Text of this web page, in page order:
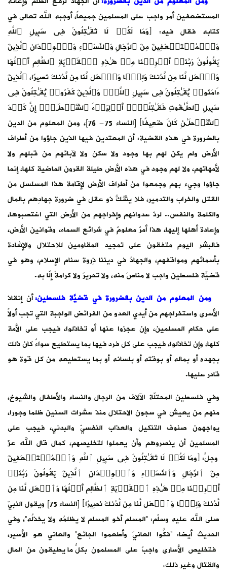
المستضعفين أمر واجب على المسلمين جميعاً، أوجبه الله تعالى في
كتابه فقال فيه: ﴿وَمَا لَكُمۡ لَا تُقَـٰتِلُونَ فِی سَبِیلِ ٱللَّهِ
وَٱلۡمُسۡتَضۡعَفِینَ مِنَ ٱلرِّجَالِ وَٱلنِّسَاۤءِ وَٱلۡوِلۡدَا⁠نِ ٱلَّذِینَ
یَقُولُونَ رَبَّنَاۤ أَخۡرِجۡنَا مِنۡ هَـٰذِهِ ٱلۡقَرۡیَةِ ٱلظَّالِمِ أَهۡلُهَا
وَٱجۡعَل لَّنَا مِن لَّدُنكَ وَلِیࣰّا وَٱجۡعَل لَّنَا مِن لَّدُنكَ نَصِیرًا، ٱلَّذِینَ
ءَامَنُوا۟ یُقَـٰتِلُونَ فِی سَبِیلِ ٱللَّهِۖ وَٱلَّذِینَ كَفَرُوا۟ یُقَـٰتِلُونَ فِی
سَبِیلِ ٱلطَّـٰغُوتِ فَقَـٰتِلُوۤا۟ أَوۡلِیَاۤءَ ٱلشَّیۡطَـٰنِۖ إِنَّ كَیۡدَ
ٱلشَّیۡطَـٰنِ كَانَ ضَعِیفًا﴾ [النساء 75- 76]، ومن المعلوم من الدين
بالضرورة في هذه القضية: أن المعتدين فيها الذين جاؤوا من أطراف
الأرض ولم يكن لهم بها وجود ولا سكن ولا لآبائهم من قبلهم ولا
لأمهاتهم، ولا لهم وجود في هذه الأرض طيلة القرون الماضية كلها، إنما
جاؤوا وجيء بهم وجمعوا من أطراف الأرض لإقامة هذا المسلسل من
القتل والخراب والتدمير، فلا يشُكُّ ذو عقل في ضرورة جهادِهم بالمال
والكلمة والنفس.. لردّ عدوانهم وإخراجهم من الأرض التي اغتصبوها،
وإعادة أهلها إليها، هذا أمرٌ معلومٌ في شرائع السماء، وقوانين الأرض،
فالبشر اليوم متفقون على تمجيد المقاومين للاحتلال والإشادة
بأسمائهم ومواقفهم، والجهادُ في ديننا ذِروة سنام الإسلام، وهو في
قضيّة فلسطين واجبٌ لا مناصَ منه، ولا تحريرَ ولا كرامةَ إلّا به.
ومن المعلوم من الدين بالضرورة في قضيَّة فلسطين:أن إنقاذ
الأسرى واستخراجهم من أيدي العدو من الفرائض الواجبة التي تجب أولاً
على حكام المسلمين، وإن عجزوا عنها أو تخاذلوا، فيجب على الأمة
كلها، وإن تخاذلوا، فيجب على كل فرد فيها بما يستطيع سواءً كان ذلك
بجهده أو بماله أو بوقته أو بلسانه أو بما يستطيعه من كل قوة هو
قادر عليها.
وفي فلسطين المحتلّة الآلاف من الرجال والنساء والأطفال والشيوخ،
منهم من يعيش في سجون الاحتلال منذ عشرات السنين ظلما وجورا،
يواجهون صنوف التنكيل والعذاب النفسيّ والبدني، فيجب على
المسلمين أن ينصروهم وأن يعملوا لتخليصهم، كمال قال الله عزّ
وجلّ: ﴿وَمَا لَكُمۡ لَا تُقَـٰتِلُونَ فِی سَبِیلِ ٱللَّهِ وَٱلۡمُسۡتَضۡعَفِینَ
مِنَ ٱلرِّجَالِ وَٱلنِّسَاۤءِ وَٱلۡوِلۡدَا⁠نِ ٱلَّذِینَ یَقُولُونَ رَبَّنَاۤ
أَخۡرِجۡنَا مِنۡ هَـٰذِهِ ٱلۡقَرۡیَةِ ٱلظَّالِمِ أَهۡلُهَا وَٱجۡعَل لَّنَا مِن
لَّدُنكَ وَلِیࣰّا وَٱجۡعَل لَّنَا مِن لَّدُنكَ نَصِیرًا﴾ [النساء 75] ويقول النبيّ
صلى الله عليه وسلّم: “المسلم أخو المسلم لا يظلمُه ولا يخذلُه”، وفي
الحديث أيضا: “فكُّوا العانيَ وأطعموا الجائع” والعاني هو الأسير،
فتخليص الأسارى واجبٌ على المسلمون بكلّ ما يُطيقون من المال
والقتال وغير ذلك.